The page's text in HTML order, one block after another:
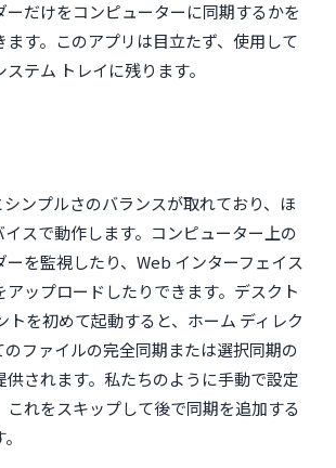
ーだけをコンピューターに同期するかを
ます。このアプリは目立たず、使用して
テム トレイに残ります。
ンプルさのバランスが取れており、ほ
イスで動作します。コンピューター上の
ーを監視したり、Web インターフェイス
アップロードしたりできます。デスクト
トを初めて起動すると、ホーム ディレク
のファイルの完全同期または選択同期の
供されます。私たちのように手動で設定
これをスキップして後で同期を追加する